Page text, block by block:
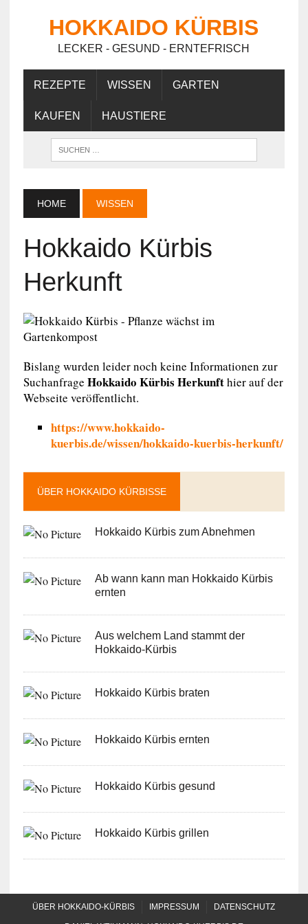
HOKKAIDO KÜRBIS
LECKER - GESUND - ERNTEFRISCH
REZEPTE WISSEN GARTEN
KAUFEN HAUSTIERE
HOME WISSEN
Hokkaido Kürbis
Herkunft
Bislang wurden leider noch keine Informationen zur
Suchanfrage Hokkaido Kürbis Herkunfthier auf der
Webseite veröffentlicht.
https://www.hokkaido-
kuerbis.de/wissen/hokkaido-kuerbis-herkunft/
ÜBER HOKKAIDO KÜRBISSE
Hokkaido Kürbis zum Abnehmen
Ab wann kann man Hokkaido Kürbis
ernten
Aus welchem Land stammt der
Hokkaido-Kürbis
Hokkaido Kürbis braten
Hokkaido Kürbis ernten
Hokkaido Kürbis gesund
Hokkaido Kürbis grillen
ÜBER HOKKAIDO-KÜRBIS IMPRESSUM DATENSCHUTZ